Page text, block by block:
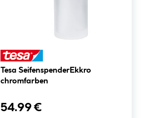
Tesa SeifenspenderEkkro
chromfarben
54.99 €